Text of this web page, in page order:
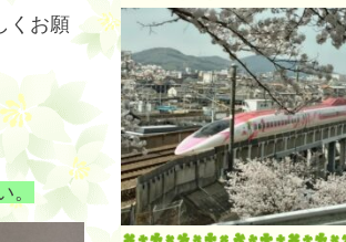
くお願